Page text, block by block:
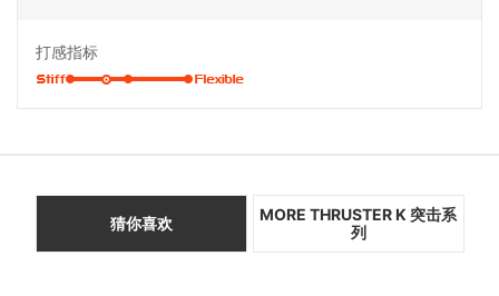
打感指标
猜你喜欢
MORE THRUSTER K 突击系
列